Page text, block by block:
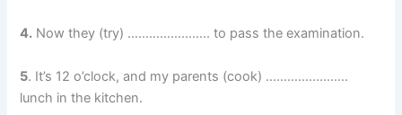
4. Now they (try) ………………….. to pass the examination.
5. It’s 12 o’clock, and my parents (cook) …………………..
lunch in the kitchen.